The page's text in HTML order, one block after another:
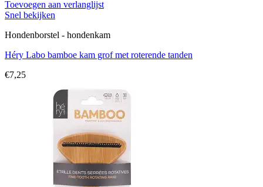
Toevoegen aan verlanglijst
Snel bekijken
Hondenborstel - hondenkam
Héry Labo bamboe kam grof met roterende tanden
€7,25